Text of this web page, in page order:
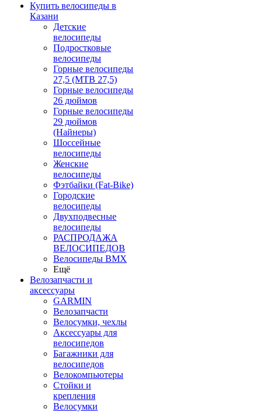
Купить велосипеды в
Казани
Детские
велосипеды
Подростковые
велосипеды
Горные велосипеды
27,5 (MTB 27,5)
Горные велосипеды
26 дюймов
Горные велосипеды
29 дюймов
(Найнеры)
Шоссейные
велосипеды
Женские
велосипеды
Фэтбайки (Fat-Bike)
Городские
велосипеды
Двухподвесные
велосипеды
РАСПРОДАЖА
ВЕЛОСИПЕДОВ
Велосипеды BMX
Ещё
Велозапчасти и
аксессуары
GARMIN
Велозапчасти
Велосумки, чехлы
Аксессуары для
велосипедов
Багажники для
велосипедов
Велокомпьютеры
Стойки и
крепления
Велосумки